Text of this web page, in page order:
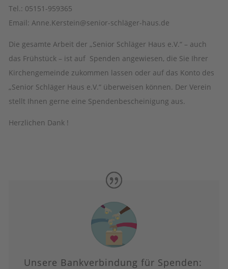
Tel.: 05151-959365
Email: Anne.Kerstein@senior-schläger-haus.de
Die gesamte Arbeit der „Senior Schläger Haus e.V.“ – auch
das Frühstück – ist auf Spenden angewiesen, die Sie Ihrer
Kirchengemeinde zukommen lassen oder auf das Konto des
„Senior Schläger Haus e.V.“ überweisen können. Der Verein
stellt Ihnen gerne eine Spendenbescheinigung aus.
Herzlichen Dank !
Unsere Bankverbindung für Spenden: